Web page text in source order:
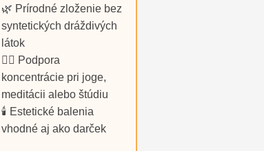
🌿 Prírodné zloženie bez
syntetických dráždivých
látok
🧘‍♂️ Podpora
koncentrácie pri joge,
meditácii alebo štúdiu
🕯️ Estetické balenia
vhodné aj ako darček